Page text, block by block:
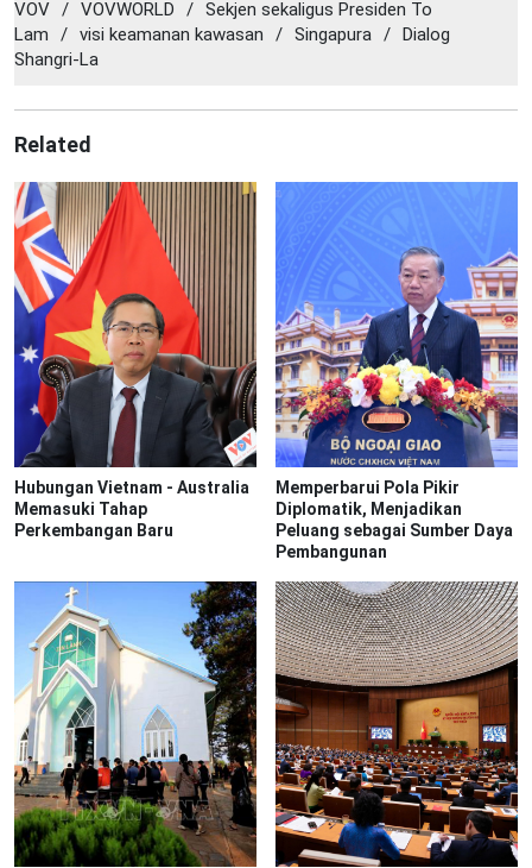
VOV / VOVWORLD / Sekjen sekaligus Presiden To
Lam
/ visi keamanan kawasan / Singapura /
Dialog
Shangri-La
Related
Hubungan Vietnam - Australia
Memasuki Tahap
Perkembangan Baru
Memperbarui Pola Pikir
Diplomatik, Menjadikan
Peluang sebagai Sumber Daya
Pembangunan